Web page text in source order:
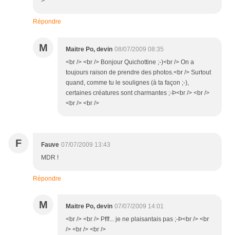
Répondre
M Maitre Po, devin 08/07/2009 08:35
<br /> <br /> Bonjour Quichottine ;-)<br /> On a
toujours raison de prendre des photos.<br /> Surtout
quand, comme tu le soulignes (à ta façon ;-),
certaines créatures sont charmantes ;-Þ<br /> <br />
<br /> <br />
F Fauve 07/07/2009 13:43
MDR !
Répondre
M Maitre Po, devin 07/07/2009 14:01
<br /> <br /> Pfff... je ne plaisantais pas ;-Þ<br /> <br
/> <br /> <br />